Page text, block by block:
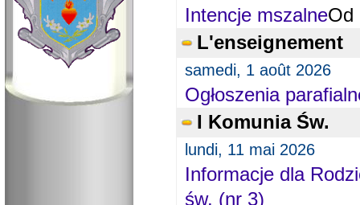
Intencje mszalneOd
L'enseignement
samedi, 1 août 2026
Ogłoszenia
I Komunia Św.
lundi, 11 mai 2026
Informacje dla
św. (nr 3)